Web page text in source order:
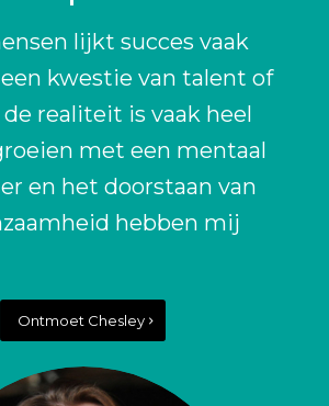
lijkt succes vaak
kwestie van talent of
realiteit is vaak heel
met een mentaal
en het doorstaan van
hebben mij
Ontmoet Chesley